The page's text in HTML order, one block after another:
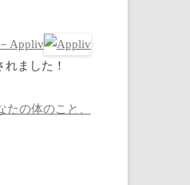
Appliv
ました！
の体のこと、